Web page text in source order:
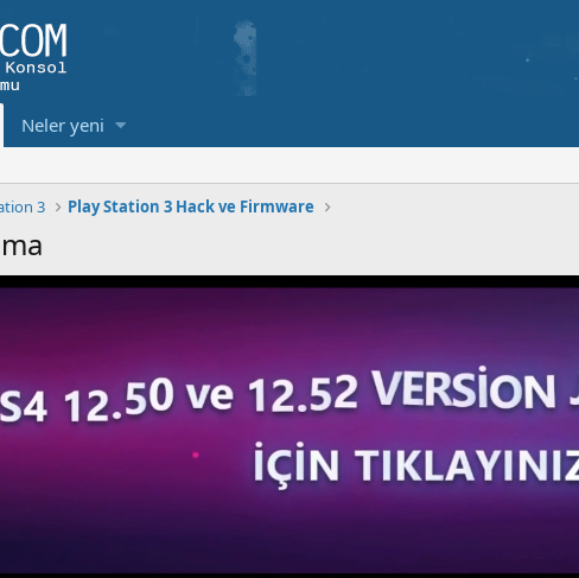
Neler yeni
3 Play Station 3 Hack ve Firmware